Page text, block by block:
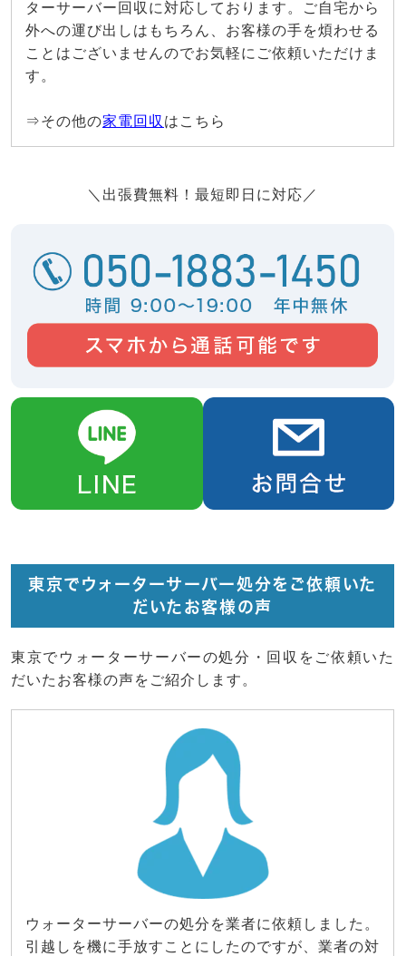
ターサーバー回収に対応しております。ご自宅から
外への運び出しはもちろん、お客様の手を煩わせる
ことはございませんのでお気軽にご依頼いただけま
す。
⇒その他の家電回収 はこちら
＼出張費無料！最短即日に対応／
東京でウォーターサーバー処分をご依頼いた
だいたお客様の声
東京でウォーターサーバーの処分・回収をご依頼いた
だいたお客様の声をご紹介します。
ウォーターサーバーの処分を業者に依頼しました。
引越しを機に手放すことにしたのですが、業者の対